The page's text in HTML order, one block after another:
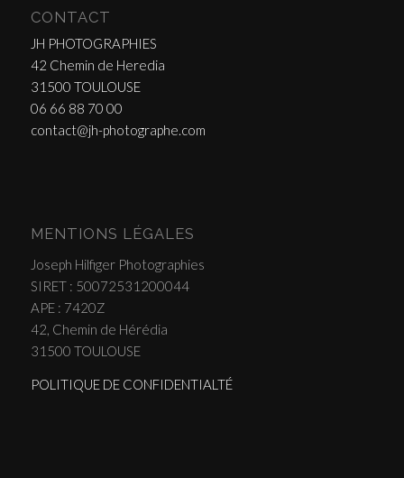
CONTACT
JH PHOTOGRAPHIES
42 Chemin de Heredia
31500 TOULOUSE
06 66 88 70 00
contact@jh-photographe.com
MENTIONS LÉGALES
Joseph Hilfiger Photographies
SIRET : 50072531200044
APE : 7420Z
42, Chemin de Hérédia
31500 TOULOUSE
POLITIQUE DE CONFIDENTIALTÉ